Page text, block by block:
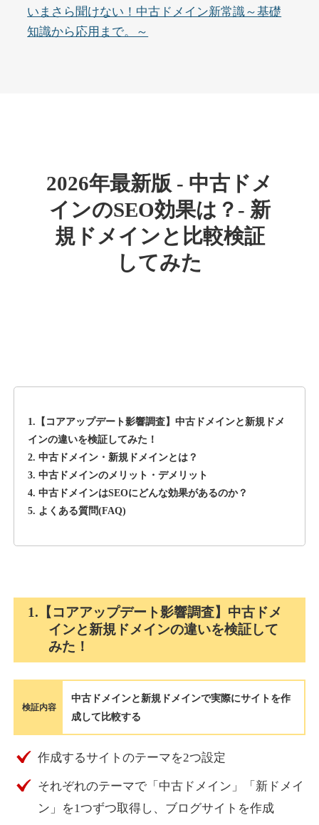
DA 45 外部リンク数4677 ドメイン年齢2年
10,800円 入札 0件
詳細を見る
外部リンク数963 ドメイン年齢
4,500円
rageboy.com
詳細を見る
sug-web.jp
ジャンル その他
DA42 外部リンク数740 ドメイン年齢13年
3,300円 入札 2件
詳細を見る
holocardstrategy.jp
ジャンル趣味
DA40 外部リンク数
3,300円 入札 3件
suka-jp.com
ジャンルその他
DA 40 外部リンク数2518 ドメイン年齢1年
いまさら聞けない！中古ドメイン新常識～基礎
知識から応用まで。～
2026年最新版 - 中古ドメ
インのSEO効果は？- 新
規ドメインと比較検証
してみた
1.【コアアップデート影響調査】中古ドメインと新規ドメ
インの違いを検証してみた！
2. 中古ドメイン・新規ドメインとは？
3. 中古ドメインのメリット・デメリット
4. 中古ドメインはSEOにどんな効果があるのか？
5. よくある質問(FAQ)
1.【コアアップデート影響調査】中古ドメ
インと新規ドメインの違いを検証して
みた！
検証内容
中古ドメインと新規ドメインで実際にサイトを作
成して比較する
作成するサイトのテーマを2つ設定
それぞれのテーマで「中古ドメイン」「新ドメイ
ン」を1つずつ取得し、ブログサイトを作成